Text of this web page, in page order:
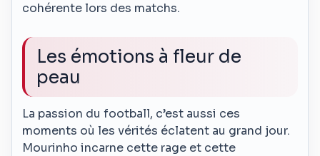
cohérente lors des matchs.
Les émotions à fleur de
peau
La passion du football, c’est aussi ces
moments où les vérités éclatent au grand jour.
Mourinho incarne cette rage et cette